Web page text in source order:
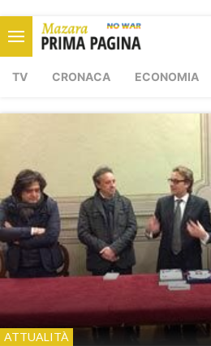
TV CRONACA ECONOMIA
ATTUALITÀ